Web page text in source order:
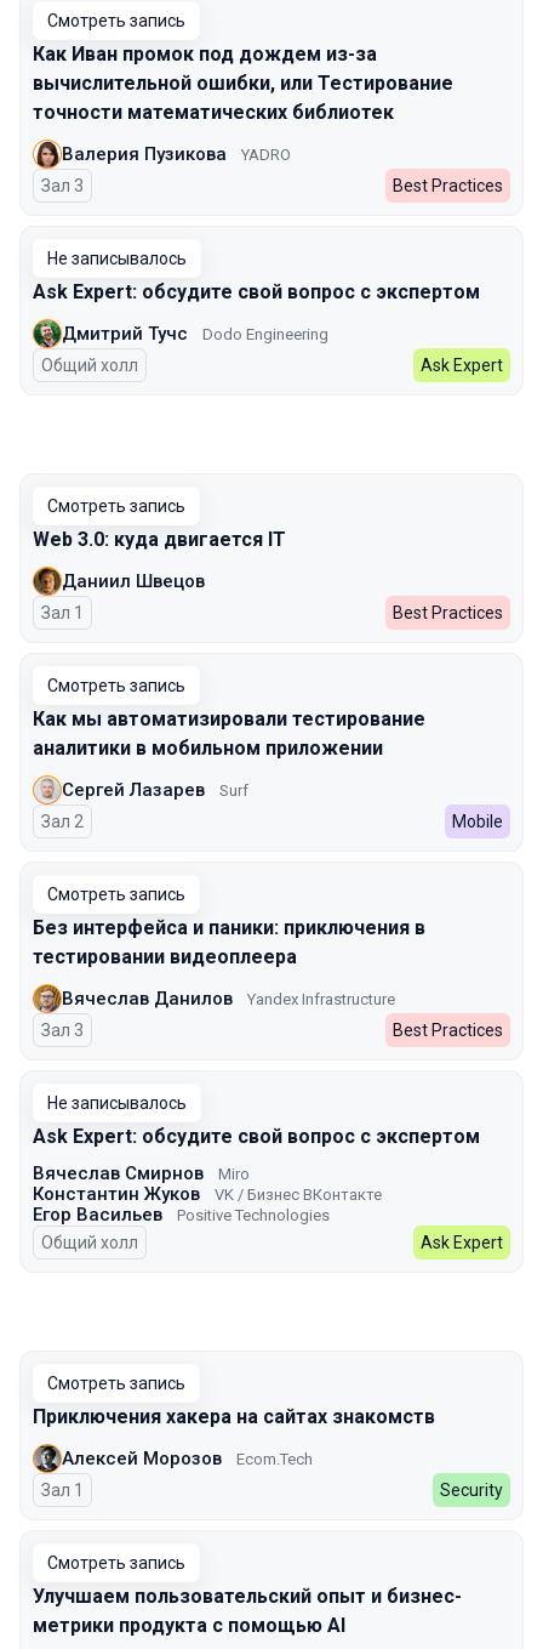
Смотреть запись
Как Иван промок под дождем из-за
вычислительной ошибки, или Тестирование
точности математических библиотек
Валерия Пузикова YADRO
Зал 3 Best Practices
Не записывалось
Ask Expert: обсудите свой вопрос с экспертом
Дмитрий Тучс Dodo Engineering
Общий холл Ask Expert
Смотреть запись
Web 3.0: куда двигается IT
Даниил Швецов
Зал 1 Best Practices
Смотреть запись
Как мы автоматизировали тестирование
аналитики в мобильном приложении
Сергей Лазарев Surf
Зал 2 Mobile
Смотреть запись
Без интерфейса и паники: приключения в
тестировании видеоплеера
Вячеслав Данилов Yandex Infrastructure
Зал 3 Best Practices
Не записывалось
Ask Expert: обсудите свой вопрос с экспертом
Вячеслав Смирнов Miro
Константин Жуков VK / Бизнес ВКонтакте
Егор Васильев Positive Technologies
Общий холл Ask Expert
Смотреть запись
Приключения хакера на сайтах знакомств
Алексей Морозов Ecom.Tech
Зал 1 Security
Смотреть запись
Улучшаем пользовательский опыт и бизнес-
метрики продукта с помощью AI